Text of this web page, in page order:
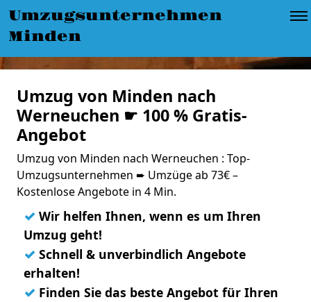
Umzugsunternehmen
Minden
Umzug von Minden nach
Werneuchen ☛ 100 % Gratis-
Angebot
Umzug von Minden nach Werneuchen : Top-
Umzugsunternehmen ➨ Umzüge ab 73€ –
Kostenlose Angebote in 4 Min.
✓ Wir helfen Ihnen, wenn es um Ihren
Umzug geht!
✓ Schnell & unverbindlich Angebote
erhalten!
✓ Finden Sie das beste Angebot für Ihren